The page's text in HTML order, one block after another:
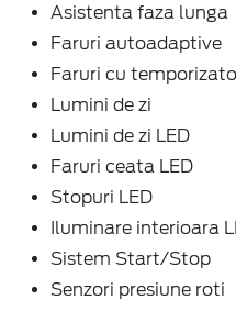
Asistenta faza lunga
Faruri autoadaptive
Faruri cu
Lumini de zi
Lumini de zi LED
Faruri ceata LED
Stopuri LED
Iluminare interioara
Sistem Start/Stop
Senzori presiune roti